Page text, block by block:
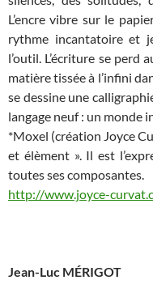
L’encre vibre sur le
rythme incantatoire et
l’outil. L’écriture se perd
matière tissée à l’infini
se dessine une
langage neuf : un monde
*Moxel (création Joyce
et élèment ». Il est
toutes ses composantes.
http://www.joyce-
Jean-Luc MÉRIGOT